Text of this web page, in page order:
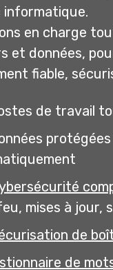
en charge
et données,
fiable,
de travail
mises à jour,
de
de